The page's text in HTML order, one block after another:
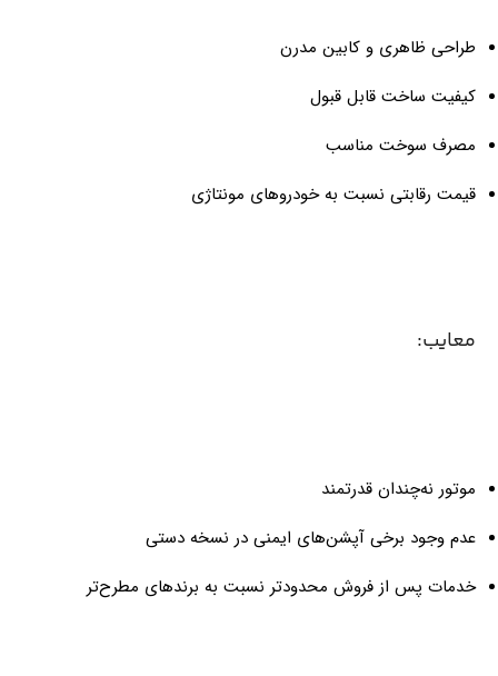
طراحی ظاهری و کابین مدرن
کیفیت ساخت قابل قبول
مصرف سوخت مناسب
قیمت رقابتی نسبت به خودروهای مونتاژی
معایب:
موتور نه‌چندان قدرتمند
عدم وجود برخی آپشن‌های ایمنی در نسخه دستی
خدمات پس از فروش محدودتر نسبت به برندهای مطرح‌تر